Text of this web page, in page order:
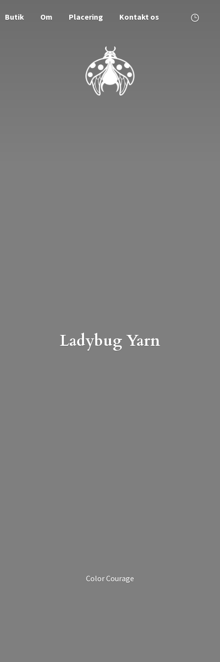
Butik Om Placering Kontakt os
Ladybug Yarn
Color Courage